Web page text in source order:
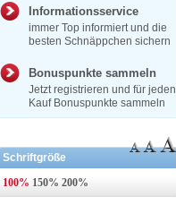
Informationsservice
immer Top informiert und die
besten Schnäppchen sichern
Bonuspunkte sammeln
Jetzt registrieren und für jeden
Kauf Bonuspunkte sammeln
Schriftgröße